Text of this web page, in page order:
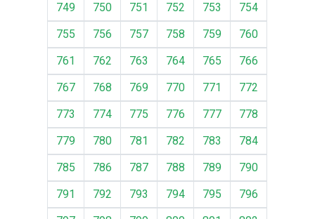
749
750 751 752 753
754
755
756 757 758 759
760
761
762 763 764 765
766
767
768 769 770 771
772
773
774 775 776 777
778
779
780 781 782 783
784
785
786 787 788 789
790
791
792 793 794 795
796